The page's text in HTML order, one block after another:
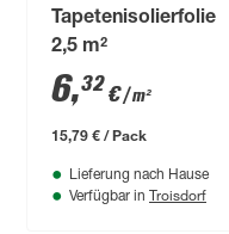
Tapetenisolierfolie
2,5 m²
6,32€/ m²
15,79 € / Pack
Lieferung nach Hause
Verfügbar in Troisdorf